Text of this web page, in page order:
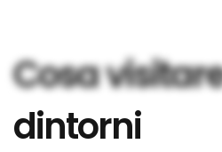
Cosa
dintorni